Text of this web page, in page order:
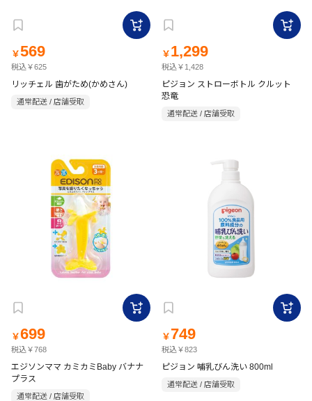
￥569
税込￥625
リッチェル 歯がため(かめさん)
通常配送 / 店舗受取
￥ 1,299
税込￥1,428
ピジョン ストローボトル クルット
恐竜
通常配送 / 店舗受取
￥699
税込￥768
エジソンママ カミカミBaby バナナ
プラス
通常配送 / 店舗受取
￥ 749
税込￥823
ピジョン 哺乳びん洗い 800ml
通常配送 / 店舗受取